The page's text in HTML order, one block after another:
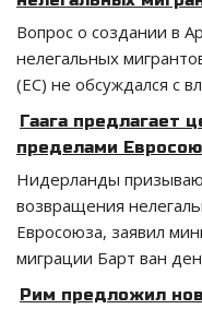
Вопрос о создании в
нелегальных
(ЕС) не обсуждался с
Гаага предлагает
пределами
Нидерланды
возвращения
Евросоюза, заявил
миграции Барт ван
Рим предложил